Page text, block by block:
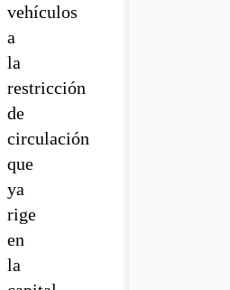
vehículos
a
la
restricción
de
circulación
que
ya
rige
en
la